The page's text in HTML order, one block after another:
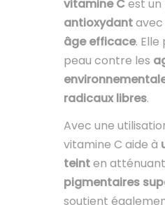
vitamine Cest un
antioxydant
âge efficace.
peau contre les
radicaux libres.
Avec une
vitamine C aide à
teinten
pigmentaires
soutient